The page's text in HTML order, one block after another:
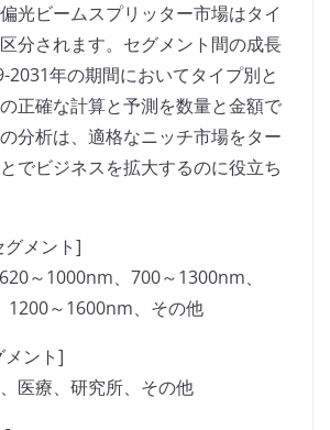
光ビームスプリッター市場はタイ
分されます。セグメント間の成長
2031年の期間においてタイプ別と
正確な計算と予測を数量と金額で
分析は、適格なニッチ市場をター
でビジネスを拡大するのに役立ち
メント]
～1000nm、700～1300nm、
1200～1600nm、その他
メント]
医療、研究所、その他